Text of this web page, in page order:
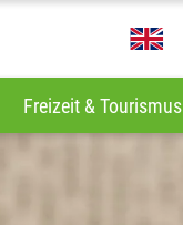
Freizeit & Tourismus